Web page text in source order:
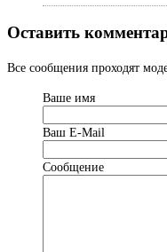
Оставить
Все сообщения проходят
Ваше имя
Ваш Е-Mail
Сообщение